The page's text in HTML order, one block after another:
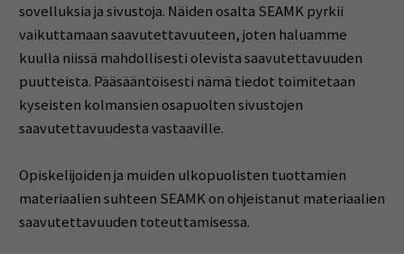
sovelluksia ja sivustoja. Näiden osalta SEAMK pyrkii
vaikuttamaan saavutettavuuteen, joten haluamme
kuulla niissä mahdollisesti olevista saavutettavuuden
puutteista. Pääsääntöisesti nämä tiedot toimitetaan
kyseisten kolmansien osapuolten sivustojen
saavutettavuudesta vastaaville.
Opiskelijoiden ja muiden ulkopuolisten tuottamien
materiaalien suhteen SEAMK on ohjeistanut materiaalien
saavutettavuuden toteuttamisessa.